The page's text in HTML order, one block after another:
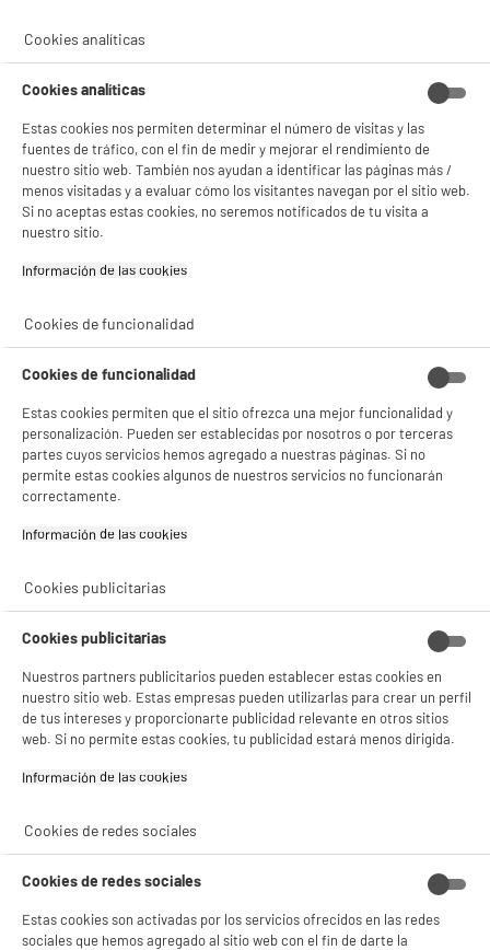
Comprados juntos habitualmente
Cargador BE MIX
INDUCCIÓN 15W
MADERA
9
Despertador HIGH ONE
E0356 GREY
Recogemos tu antiguo dispositivo
gratuitamente
tu antiguo
electrodoméstico.
Más información
Hasta agosto 2029
Marca BE MIX
Cookies analíticas
Cookies analíticas
Estas cookies nos permiten determinar el número de visitas y las
fuentes de tráfico, con el fin de medir y mejorar el rendimiento de
nuestro sitio web. También nos ayudan a identificar las páginas más /
menos visitadas y a evaluar cómo los visitantes navegan por el sitio web.
Si no aceptas estas cookies, no seremos notificados de tu visita a
nuestro sitio.
Información de las cookies‎
Cookies de funcionalidad
Cookies de funcionalidad
Estas cookies permiten que el sitio ofrezca una mejor funcionalidad y
personalización. Pueden ser establecidas por nosotros o por terceras
partes cuyos servicios hemos agregado a nuestras páginas. Si no
permite estas cookies algunos de nuestros servicios no funcionarán
correctamente.
Información de las cookies‎
Cookies publicitarias
Cookies publicitarias
Nuestros partners publicitarios pueden establecer estas cookies en
nuestro sitio web. Estas empresas pueden utilizarlas para crear un perfil
de tus intereses y proporcionarte publicidad relevante en otros sitios
web. Si no permite estas cookies, tu publicidad estará menos dirigida.
Información de las cookies‎
Cookies de redes sociales
Cookies de redes sociales
Estas cookies son activadas por los servicios ofrecidos en las redes
sociales que hemos agregado al sitio web con el fin de darte la